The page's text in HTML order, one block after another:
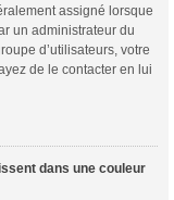
assigné lorsque
un administrateur du
d’utilisateurs, votre
de le contacter en lui
dans une couleur